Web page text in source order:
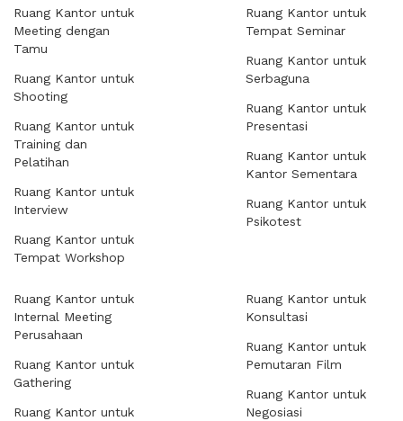
Ruang Kantor untuk
Meeting dengan
Tamu
Ruang Kantor untuk
Shooting
Ruang Kantor untuk
Training dan
Pelatihan
Ruang Kantor untuk
Interview
Ruang Kantor untuk
Tempat Workshop
Ruang Kantor untuk
Tempat Seminar
Ruang Kantor untuk
Serbaguna
Ruang Kantor untuk
Presentasi
Ruang Kantor untuk
Kantor Sementara
Ruang Kantor untuk
Psikotest
Ruang Kantor untuk
Internal Meeting
Perusahaan
Ruang Kantor untuk
Gathering
Ruang Kantor untuk
Ruang Kantor untuk
Konsultasi
Ruang Kantor untuk
Pemutaran Film
Ruang Kantor untuk
Negosiasi